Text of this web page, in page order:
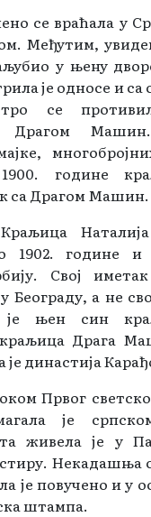
се враћала у
Међутим,
у њену
је односе и
се
Драгом
године
са Драгом Машин.
1902. године
Свој
Београду, а не
је њен син
Драга
је династија
Првог
је
живела је у
Некадашња
је повучено и у
штампа.